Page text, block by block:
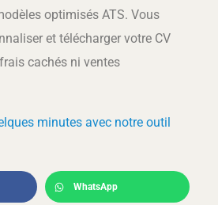
optimisés ATS. Vous
et télécharger votre CV
cachés ni ventes
minutes avec notre outil
WhatsApp